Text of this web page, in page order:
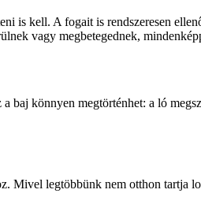
is kell. A fogait is rendszeresen
vagy megbetegednek,
baj könnyen megtörténhet: a ló
Mivel legtöbbünk nem otthon tartja